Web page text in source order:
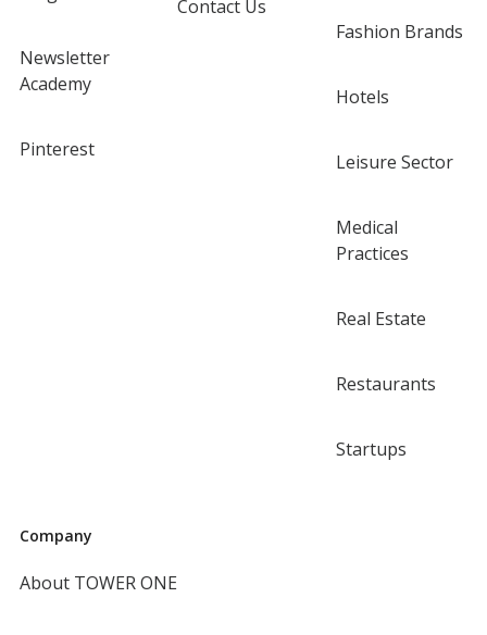
Newsletter
Academy
Pinterest
Contact Us
Fashion Brands
Hotels
Leisure Sector
Medical
Practices
Real Estate
Restaurants
Startups
Company
About TOWER ONE